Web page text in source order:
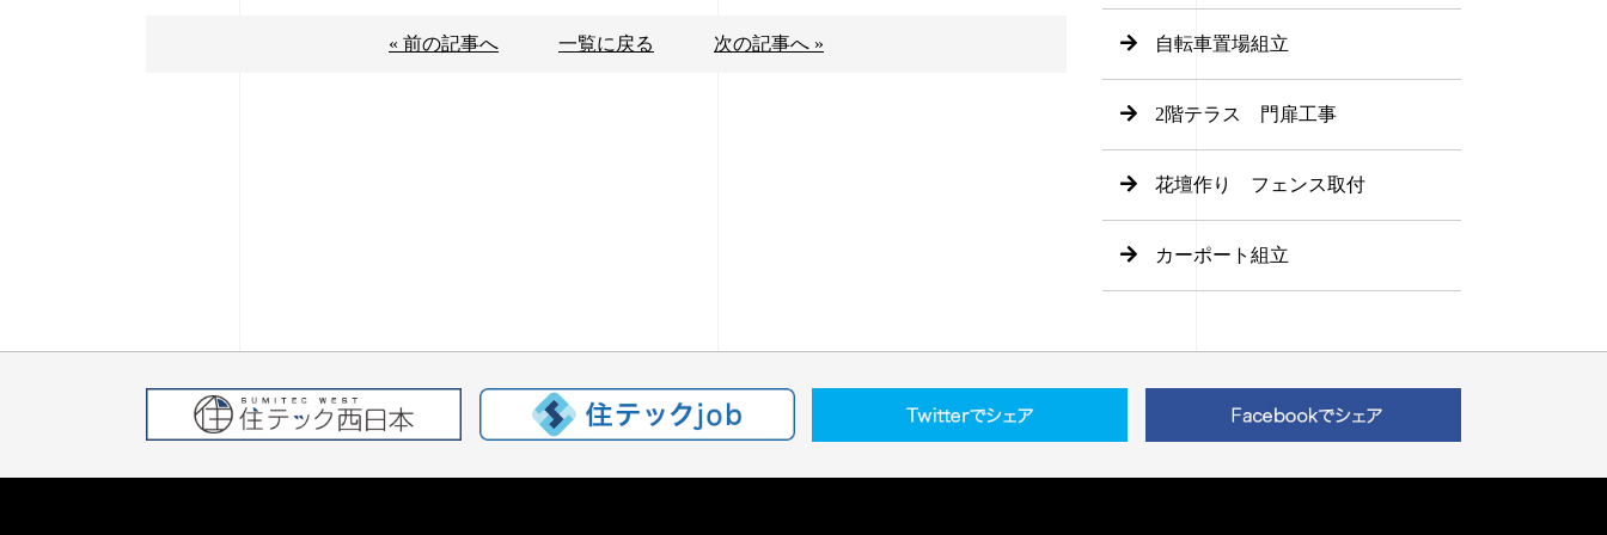
« 前の記事へ 一覧に戻る 次の記事へ » 自転車置場組立
2階テラス 門扉工事
花壇作り フェンス取付
カーポート組立